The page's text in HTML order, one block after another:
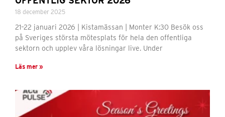
18 december 2025
21–22 januari 2026 | Kistamässan | Monter K:30 Besök oss
på Sveriges största mötesplats för hela den offentliga
sektorn och upplev våra lösningar live. Under
Läs mer »